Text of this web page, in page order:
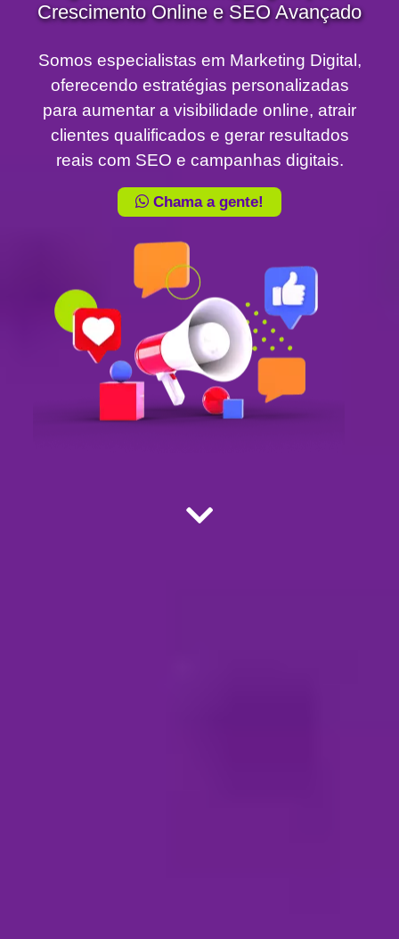
Crescimento Online e SEO Avançado
Somos especialistas em Marketing Digital,
oferecendo estratégias personalizadas
para aumentar a visibilidade online, atrair
clientes qualificados e gerar resultados
reais com SEO e campanhas digitais.
Chama a gente!